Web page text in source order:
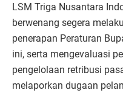
LSM Triga Nusantara
berwenang segera
penerapan Peraturan
ini, serta mengevaluasi
pengelolaan retribusi
melaporkan dugaan